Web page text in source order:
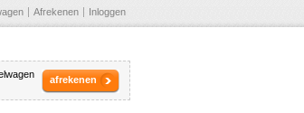
Afrekenen Inloggen
afrekenen